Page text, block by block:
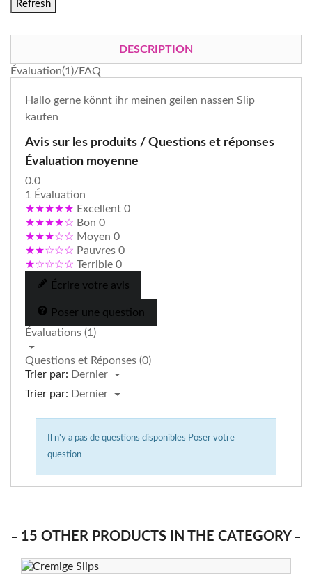
DESCRIPTION
Évaluation(1)/FAQ
Hallo gerne könnt ihr meinen geilen nassen Slip
kaufen
Avis sur les produits / Questions et réponses
Évaluation moyenne
0.0
1 Évaluation
★★★★★ Excellent 0
★★★★☆ Bon 0
★★★☆☆ Moyen 0
★★☆☆☆ Pauvres 0
★☆☆☆☆ Terrible 0
Écrire votre avis
Poser une question
Évaluations (1)
Questions et Réponses (0)
Trier par: Dernier
Trier par: Dernier
Il n'y a pas de questions disponibles Poser votre
question
15 OTHER PRODUCTS IN THE CATEGORY